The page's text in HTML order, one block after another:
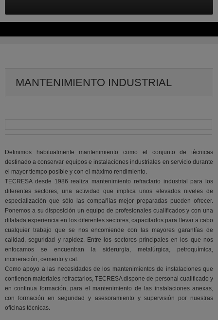
MANTENIMIENTO INDUSTRIAL
Definimos habitualmente mantenimiento como el conjunto de técnicas
destinado a conservar equipos e instalaciones industriales en servicio durante
el mayor tiempo posible y con el máximo rendimiento.
TECRESA desde 1986 realiza mantenimiento refractario industrial para los
diferentes sectores, una actividad que implica unos elevados niveles de
especialización que sólo las compañías mejor preparadas pueden ofrecer.
Ponemos a su disposición un equipo de profesionales cualificados y con una
dilatada experiencia en los diferentes sectores, capacitados para llevar a cabo
cualquier trabajo que se nos encomiende con las mayores garantías de
calidad, seguridad y rapidez. Entre los sectores principales en los que nos
enfocamos se encuentran la siderurgia, metalúrgica, petroquímica,
incineración, cemento y cal.
Como apoyo a las necesidades de los mantenimientos de instalaciones que
contienen materiales refractarios, TECRESA dispone de personal cualificado y
en continua formación, para el mantenimiento de las instalaciones anexas,
con formación en seguridad y asesoramiento y supervisión por nuestras
oficinas técnicas.